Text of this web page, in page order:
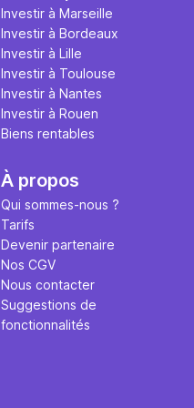
Investir à Marseille
Investir à Bordeaux
Investir à Lille
Investir à Toulouse
Investir à Nantes
Investir à Rouen
Biens rentables
À propos
Qui sommes-nous ?
Tarifs
Devenir partenaire
Nos CGV
Nous contacter
Suggestions de
fonctionnalités